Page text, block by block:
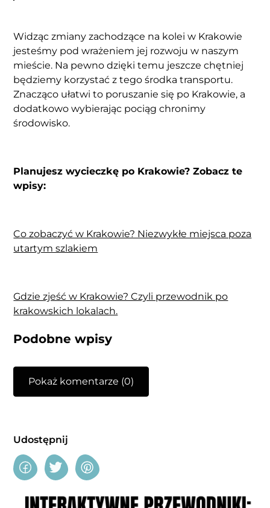
Widząc zmiany zachodzące na kolei w Krakowie
jesteśmy pod wrażeniem jej rozwoju w naszym
mieście. Na pewno dzięki temu jeszcze chętniej
będziemy korzystać z tego środka transportu.
Znacząco ułatwi to poruszanie się po Krakowie, a
dodatkowo wybierając pociąg chronimy
środowisko.
Planujesz wycieczkę po Krakowie? Zobacz te
wpisy:
Co zobaczyć w Krakowie? Niezwykłe miejsca poza
utartym szlakiem
Gdzie zjeść w Krakowie? Czyli przewodnik po
krakowskich lokalach.
Podobne wpisy
Pokaż komentarze (0)
Udostępnij